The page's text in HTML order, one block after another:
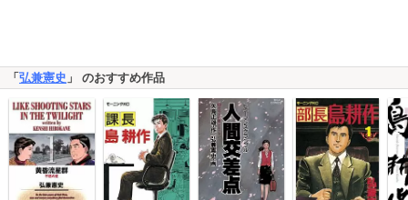
「 弘兼憲史 」 のおすすめ作品